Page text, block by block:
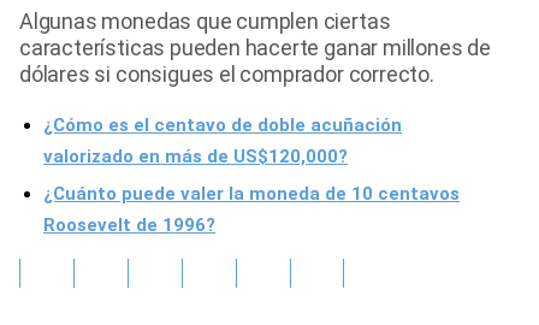
Gente
Vida Laboral
Tendencias Mix
Algunas monedas que cumplen ciertas
características pueden hacerte ganar millones de
dólares si consigues el comprador correcto.
¿Cómo es el centavo de doble acuñación
valorizado en más de US$120,000?
¿Cuánto puede valer la moneda de 10 centavos
Roosevelt de 1996?